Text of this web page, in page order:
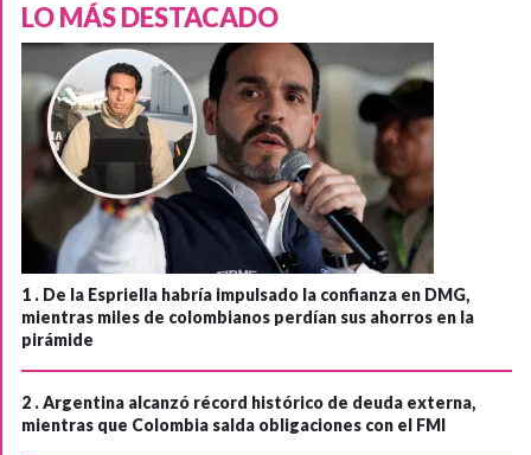
LO MÁS DESTACADO
1 . De la Espriella habría impulsado la confianza en DMG,
mientras miles de colombianos perdían sus ahorros en la
pirámide
2 .Argentina alcanzó récord histórico de deuda externa,
mientras que Colombia salda obligaciones con el FMI